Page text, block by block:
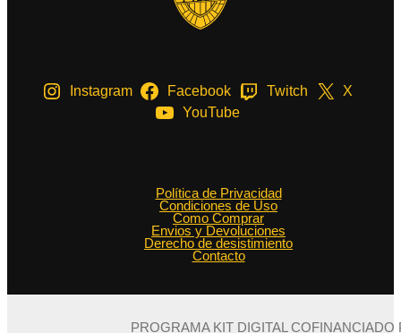
Instagram Facebook Twitch
X
YouTube
Política de Privacidad
Condiciones de Uso
Como Comprar
Envios y Devoluciones
Derecho de desistimiento
Contacto
PROGRAMA KIT DIGITAL